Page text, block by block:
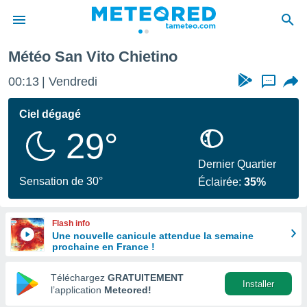
de
en
Météo San Vito Chietino
00:13 Vendredi ...
Ciel dégagé
29°
Sensation de 30°
Dernier Quartier
Éclairée:35%
Flash info
Une nouvelle canicule attendue la semaine
prochaine en France !
Téléchargez GRATUITEMENT
l’application Meteored!
Installer